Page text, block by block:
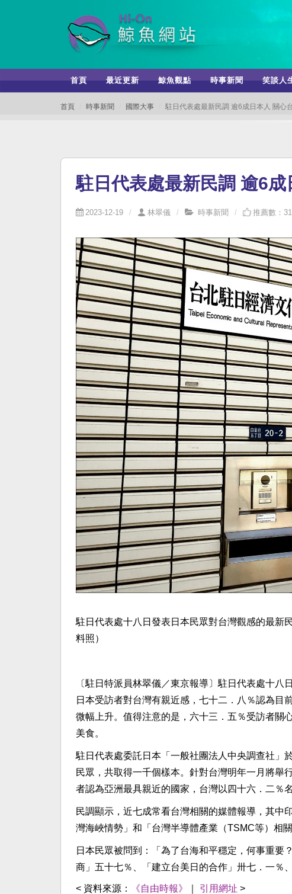
首頁 最近更新 鯨魚觀點 時事新聞 笑談人
首頁 時事新聞 國際大事 駐日代表處最新民調 逾6成日本人 關心
駐日代表處最新民調 逾6
2023-12-19 林翠儀 時事新聞 推薦數：
駐日代表處十八日發表日本民眾對台灣觀感的最新
料照）
〔駐日特派員林翠儀／東京報導〕駐日代表處十
日本受訪者對台灣有親近感，七十二．八％認為目
微幅上升。值得注意的是，六十三．五％受訪者關
美食。
駐日代表處委託日本「一般社團法人中央調查社」
民眾，共取得一千個樣本。針對台灣明年一月將舉
者認為亞洲最具親近的國家，台灣以四十六．二％名
民調顯示，近七成常看台灣相關的媒體報導，其中
灣海峽情勢」和「台灣半導體產業（TSMC等）相關
日本民眾被問到：「為了台海和平穩定，何事重要
商」五十七％、「建立台美日的合作」卅七．一％
< 資料來源： 《自由時報》 引用網址 >